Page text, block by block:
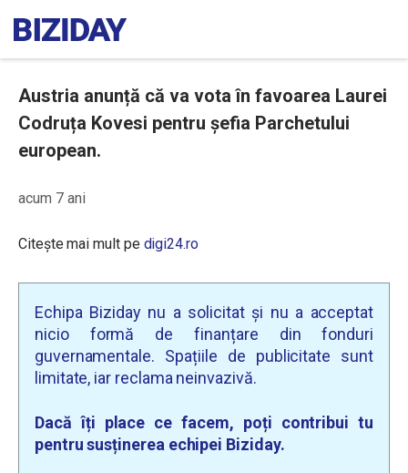
Austria anunță că va vota în favoarea Laurei
Codruța Kovesi pentru șefia Parchetului
european.
acum 7 ani
Citește mai mult pe digi24.ro
Echipa Biziday nu a solicitat și nu a acceptat
nicio formă de finanțare din fonduri
guvernamentale. Spațiile de publicitate sunt
limitate, iar reclama neinvazivă.
Dacă îți place ce facem, poți contribui tu
pentru susținerea echipei Biziday.